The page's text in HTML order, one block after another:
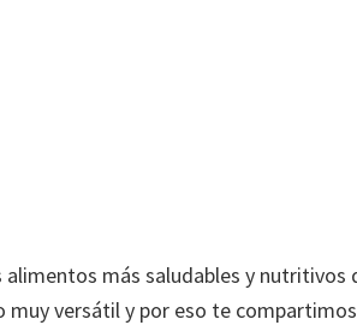
alimentos más saludables y nutritivos
muy versátil y por eso te